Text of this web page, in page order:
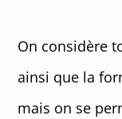
On considère
ainsi que la
mais on se